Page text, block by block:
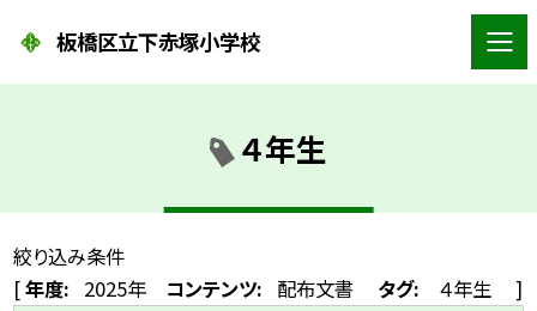
板橋区立下赤塚小学校
４年生
絞り込み条件
[年度: 2025年 コンテンツ: 配布文書 タグ: ４年生 ]